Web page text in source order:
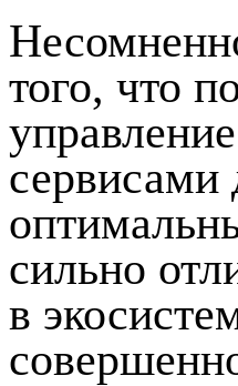
того, что
сервисами
сильно
в